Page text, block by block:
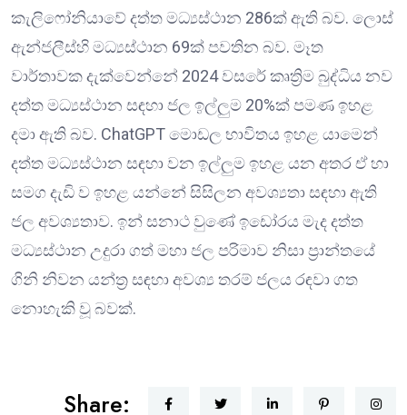
කැලිෆෝනියාවේ දත්ත මධ්‍යස්ථාන 286ක් ඇති බව. ලොස්
ඇන්ජලීස්හි මධ්‍යස්ථාන 69ක් පවතින බව. මෑත
වාර්තාවක දැක්වෙන්නේ 2024 වසරේ කෘත්‍රිම බුද්ධිය නව
දත්ත මධ්‍යස්ථාන සඳහා ජල ඉල්ලු‍ම 20%ක් පමණ ඉහළ
දමා ඇති බව. ChatGPT මොඩල භාවිතය ඉහළ යාමෙන්
දත්ත මධ්‍යස්ථාන සඳහා වන ඉල්ලු‍ම ඉහළ යන අතර ඒ හා
සමග දැඩි ව ඉහළ යන්නේ සිසිලන අවශ්‍යතා සඳහා ඇති
ජල අවශ්‍යතාව. ඉන් සනාථ වුණේ ඉඩෝරය මැද දත්ත
මධ්‍යස්ථාන උදුරා ගත් මහා ජල පරිමාව නිසා ප්‍රාන්තයේ
ගිනි නිවන යන්ත්‍ර සඳහා අවශ්‍ය තරම් ජලය රඳවා ගත
නොහැකි වූ බවක්.
Share: